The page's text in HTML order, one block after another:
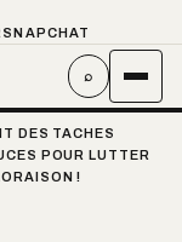
SNAPCHAT
⌕
DES TACHES
POUR LUTTER
!